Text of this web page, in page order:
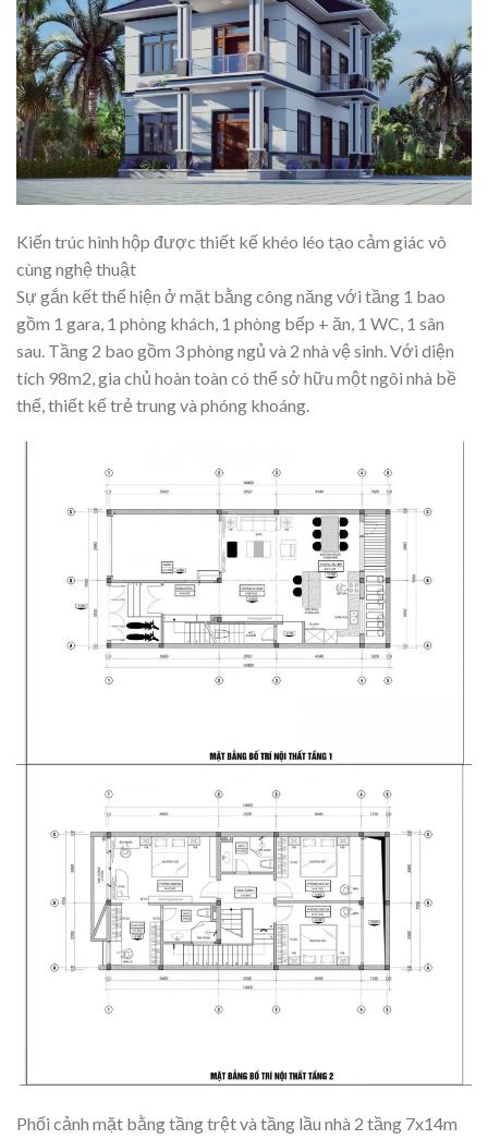
Kiến trúc hình hộp được thiết kế khéo léo tạo cảm giác vô
cùng nghệ thuật
Sự gắn kết thể hiện ở mặt bằng công năng với tầng 1 bao
gồm 1 gara, 1 phòng khách, 1 phòng bếp + ăn, 1 WC, 1 sân
sau. Tầng 2 bao gồm 3 phòng ngủ và 2 nhà vệ sinh. Với diện
tích 98m2, gia chủ hoàn toàn có thể sở hữu một ngôi nhà bề
thế, thiết kế trẻ trung và phóng khoáng.
Phối cảnh mặt bằng tầng trệt và tầng lầu nhà 2 tầng 7x14m